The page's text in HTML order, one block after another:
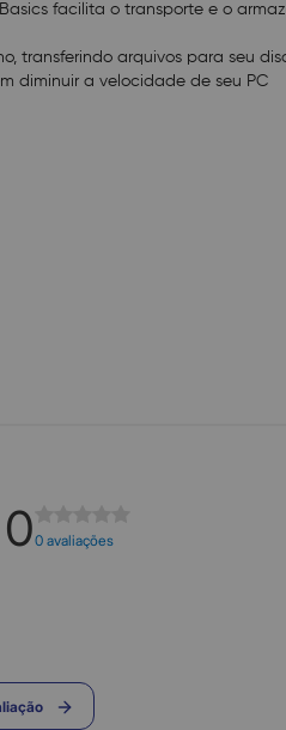
facilita o transporte e o
transferindo arquivos para seu
diminuir a velocidade de seu PC
00 avaliações